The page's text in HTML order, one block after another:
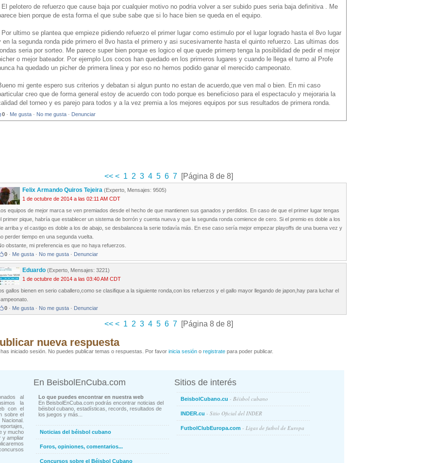
El pelotero de refuerzo que cause baja por cualquier motivo no podria volver a ser subido pues seria baja definitiva . Me
bien porque de esta forma el que sube sabe que si lo hace bien se queda en el equipo.
Por ultimo se plantea que empieze pidiendo refuerzo el primer lugar como estimulo por el lugar logrado hasta el 8vo lugar
en la segunda ronda pide primero el 8vo hasta el primero y asi sucesivamente hasta el quinto refuerzo. Las ultimas dos
seria por sorteo. Me parece super bien porque es logico el que quede primerp tenga la posibilidad de pedir el mejor
o mejor bateador. Por ejemplo Los cocos han quedado en los primeros lugares y cuando le llega el turno al Profe
ha quedado un picher de primera linea y por eso no hemos podido ganar el merecido campeonato.
mi gente espero sus criterios y debatan si algun punto no estan de acuerdo,que ven mal o bien. En mi caso
creo que de forma general estoy de acuerdo con todo porque es beneficioso para el espectaculo y mejoraria la
del torneo y es parejo para todos y a la vez premia a los mejores equipos por sus resultados de primera ronda.
0 · Me gusta · No me gusta · Denunciar
<< < 1 2 3 4 5 6 7 [Página 8 de 8]
Felix Armando Quiros Tejeira (Experto, Mensajes: 9505)
1 de octubre de 2014 a las 02:11 AM CDT
equipos de mejor marca se ven premiados desde el hecho de que mantienen sus ganados y perdidos. En caso de que el primer lugar tengas
primer pique, habría que establecer un sistema de borrón y cuenta nueva y que la segunda ronda comience de cero. Si el premio es doble a los
arriba y el castigo es doble a los de abajo, se desbalancea la serie todavía más. En ese caso sería mejor empezar playoffs de una buena vez y
perder tiempo en una segunda vuelta.
obstante, mi preferencia es que no haya refuerzos.
0 · Me gusta · No me gusta · Denunciar
Eduardo (Experto, Mensajes: 3221)
1 de octubre de 2014 a las 03:40 AM CDT
gallos bienen en serio caballero,como se clasifique a la siguiente ronda,con los refuerzos y el gallo mayor llegando de japon,hay para luchar el
0 · Me gusta · No me gusta · Denunciar
<< < 1 2 3 4 5 6 7 [Página 8 de 8]
nueva respuesta
iniciado sesión. No puedes publicar temas o respuestas. Por favor inicia sesión o registrate para poder publicar.
al
la
con el
sobre el
y mucho
y ampliar
En BeisbolEnCuba.com
Lo que puedes encontrar en nuestra web
En BeisbolEnCuba.com podrás encontrar noticias del
béisbol cubano, estadísticas, records, resultados de
los juegos y más...
Noticias del béisbol cubano
Foros, opiniones, comentarios...
Concursos sobre el Béisbol Cubano
Sitios de interés
BeisbolCubano.cu - Béisbol cubano
INDER.cu - Sitio Oficial del INDER
FutbolClubEuropa.com - Ligas de futbol de Europa